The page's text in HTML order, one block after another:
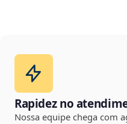
Rapidez no
Nossa equipe chega com